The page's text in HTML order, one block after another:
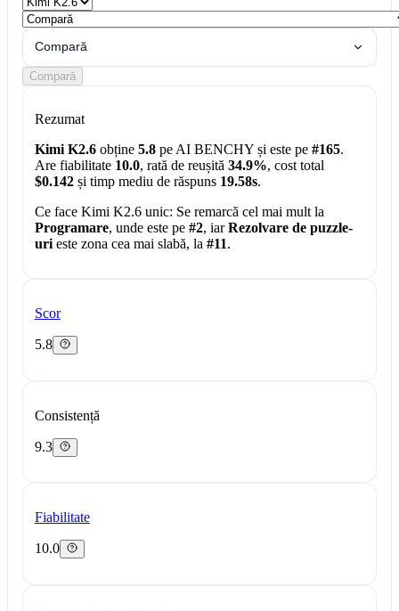
Compară
Compară
Rezumat
Kimi K2.6obține 5.8pe AI BENCHY și este pe #165.
Are fiabilitate 10.0, rată de reușită 34.9%, cost total
$0.142și timp mediu de răspuns 19.58s.
Ce face Kimi K2.6 unic: Se remarcă cel mai mult la
Programare, unde este pe #2, iarRezolvare de puzzle-
urieste zona cea mai slabă, la #11.
Scor
5.8
Consistență
9.3
Fiabilitate
10.0